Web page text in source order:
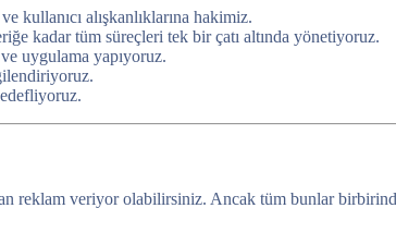
kullanıcı alışkanlıklarına hakimiz.
kadar tüm süreçleri tek bir çatı altında yönetiyoruz.
uygulama yapıyoruz.
reklam veriyor olabilirsiniz. Ancak tüm bunlar